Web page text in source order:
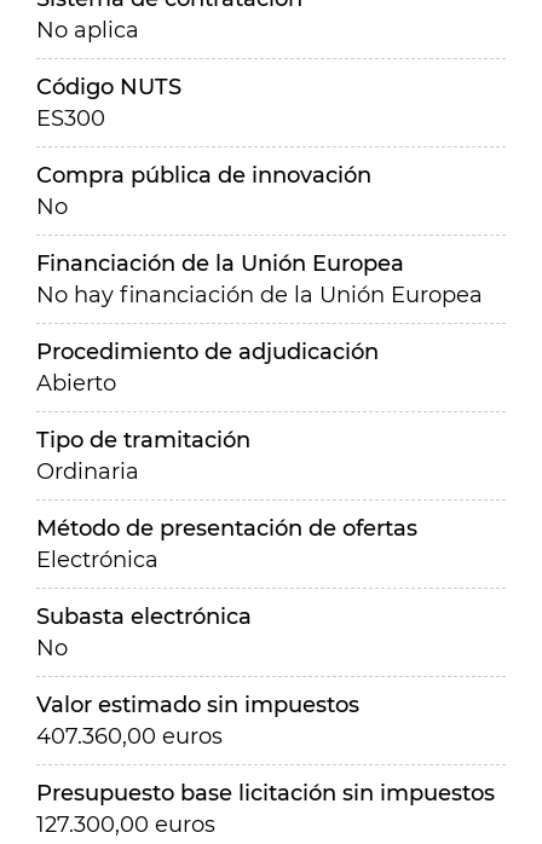
No aplica
Código NUTS
ES300
Compra pública de innovación
No
Financiación de la Unión Europea
No hay financiación de la Unión Europea
Procedimiento de adjudicación
Abierto
Tipo de tramitación
Ordinaria
Método de presentación de ofertas
Electrónica
Subasta electrónica
No
Valor estimado sin impuestos
407.360,00 euros
Presupuesto base licitación sin impuestos
127.300,00 euros